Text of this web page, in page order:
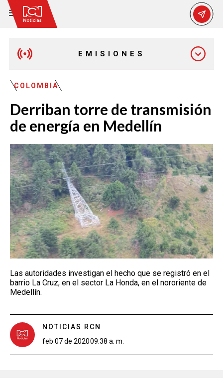
EMISIONES
EMISIÓN 12:30 PM
EMISIÓN 7:00 PM
EMISIÓN 11:30 PM
COLOMBIA
Derriban torre de transmisión
de energía en Medellín
Las autoridades investigan el hecho que se registró en el
barrio La Cruz, en el sector La Honda, en el nororiente de
Medellín.
NOTICIAS RCN
feb 07 de 202009:38 a. m.